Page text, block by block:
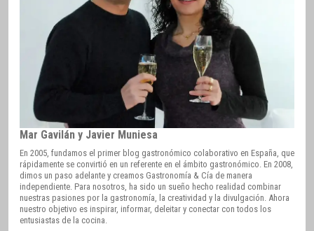
Mar Gavilán y Javier Muniesa
En 2005, fundamos el primer blog gastronómico colaborativo en España, que
rápidamente se convirtió en un referente en el ámbito gastronómico. En 2008,
dimos un paso adelante y creamos Gastronomía & Cía de manera
independiente. Para nosotros, ha sido un sueño hecho realidad combinar
nuestras pasiones por la gastronomía, la creatividad y la divulgación. Ahora
nuestro objetivo es inspirar, informar, deleitar y conectar con todos los
entusiastas de la cocina.